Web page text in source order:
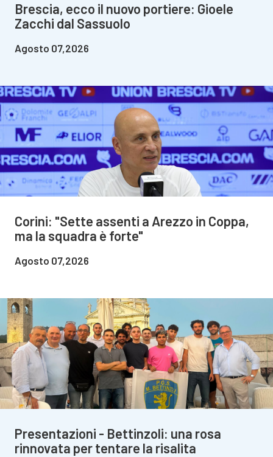
Brescia, ecco il nuovo portiere: Gioele
Zacchi dal Sassuolo
Agosto 07,2026
Corini: "Sette assenti a Arezzo in Coppa,
ma la squadra è forte"
Agosto 07,2026
Presentazioni - Bettinzoli: una rosa
rinnovata per tentare la risalita